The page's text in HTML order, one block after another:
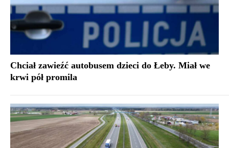
Chciał zawieźć autobusem dzieci do Łeby. Miał we
krwi pół promila